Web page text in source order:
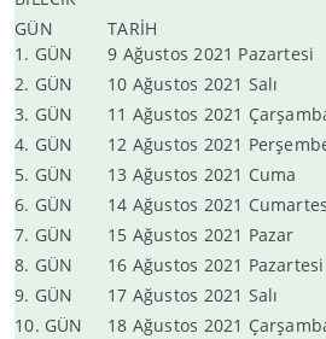
GÜN
TARİH
1. GÜN
9 Ağustos 2021 Pazartesi
2. GÜN
10 Ağustos 2021 Salı
3. GÜN
11 Ağustos 2021
4. GÜN
12 Ağustos 2021
5. GÜN
13 Ağustos 2021 Cuma
6. GÜN
14 Ağustos 2021
7. GÜN
15 Ağustos 2021 Pazar
8. GÜN
16 Ağustos 2021 Pazartesi
9. GÜN
17 Ağustos 2021 Salı
10. GÜN
18 Ağustos 2021